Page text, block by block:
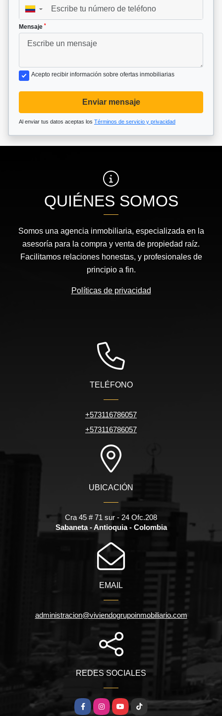
▼
Mensaje *
Acepto recibir información sobre ofertas inmobiliarias
Enviar mensaje
Al enviar tus datos aceptas los Términos de servicio y privacidad
QUIÉNES SOMOS
Somos una agencia inmobiliaria, especializada en la
asesoría para la compra y venta de propiedad raíz.
Facilitamos relaciones honestas, y profesionales de
principio a fin.
Políticas de privacidad
TELÉFONO
+573116786057
+573116786057
UBICACIÓN
Cra 45 # 71 sur - 24 Ofc.208
Sabaneta - Antioquia - Colombia
EMAIL
administracion@viviendogrupoinmobiliario.com
REDES SOCIALES
FacebookInstagramYouTubeTikTok